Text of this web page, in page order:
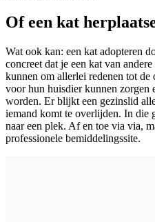
Of een kat
Wat ook kan: een kat adopteren
concreet dat je een kat van
kunnen om allerlei redenen tot
voor hun huisdier kunnen zorgen
worden. Er blijkt een gezinslid
iemand komt te overlijden. In die
naar een plek. Af en toe via via,
professionele bemiddelingssite.